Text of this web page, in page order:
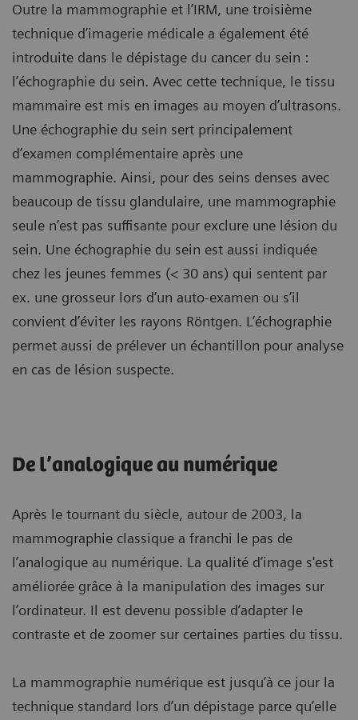
Outre la mammographie et l’IRM, une troisième
technique d’imagerie médicale a également été
introduite dans le dépistage du cancer du sein :
l’échographie du sein. Avec cette technique, le tissu
mammaire est mis en images au moyen d’ultrasons.
Une échographie du sein sert principalement
d’examen complémentaire après une
mammographie. Ainsi, pour des seins denses avec
beaucoup de tissu glandulaire, une mammographie
seule n’est pas suffisante pour exclure une lésion du
sein. Une échographie du sein est aussi indiquée
chez les jeunes femmes (< 30 ans) qui sentent par
ex. une grosseur lors d’un auto-examen ou s’il
convient d’éviter les rayons Röntgen. L’échographie
permet aussi de prélever un échantillon pour analyse
en cas de lésion suspecte.
De l’analogique au numérique
Après le tournant du siècle, autour de 2003, la
mammographie classique a franchi le pas de
l’analogique au numérique. La qualité d’image s'est
améliorée grâce à la manipulation des images sur
l’ordinateur. Il est devenu possible d’adapter le
contraste et de zoomer sur certaines parties du tissu.
La mammographie numérique est jusqu’à ce jour la
technique standard lors d’un dépistage parce qu’elle